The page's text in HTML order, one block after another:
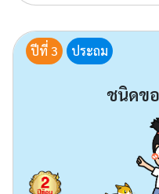
ปีที่ 3 ประถม
ชนิดข